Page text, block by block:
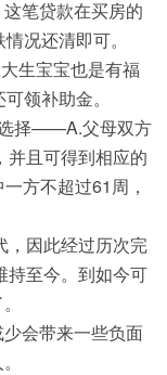
笔贷款在买房的
况还清即可。
生宝宝也是有福
领补助金。
择——A.父母双方
并且可得到相应的
方不超过61周，
，因此经过历次完
持至今。到如今可
会带来一些负面